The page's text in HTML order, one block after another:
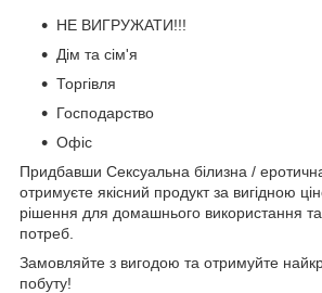
НЕ ВИГРУЖАТИ!!!
Дім та сім'я
Торгівля
Господарство
Офіс
Придбавши Сексуальна білизна /
отримуєте якісний продукт за вигідною
рішення для домашнього використання
потреб.
Замовляйте з вигодою та отримуйте
побуту!